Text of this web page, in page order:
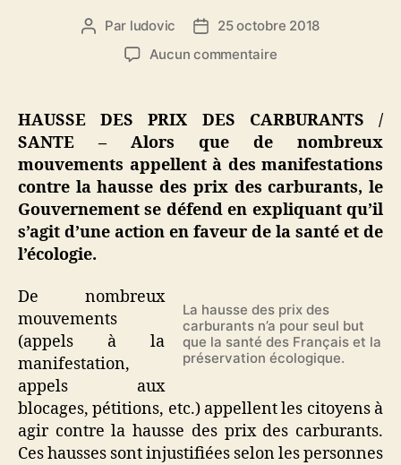
Auteur
l’article
Par ludovic
Date25 octobre 2018
Aucun commentairesur
prix
carburants
:
une
action
en
santé
et
de
l’écologie
HAUSSE DES PRIX DES CARBURANTS /
SANTE – Alors que de nombreux
mouvements appellent à des manifestations
contre la hausse des prix des carburants, le
Gouvernement se défend en expliquant qu’il
s’agit d’une action en faveur de la santé et de
l’écologie.
La hausse des prix des
carburants n’a pour seul but
que la santé des Français et la
préservation écologique.
De nombreux
mouvements
(appels à la
manifestation,
appels aux
blocages, pétitions, etc.) appellent les citoyens à
agir contre la hausse des prix des carburants.
Ces hausses sont injustifiées selon les personnes